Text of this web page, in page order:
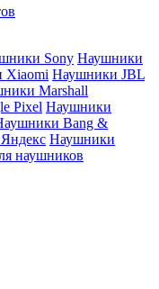
Sony Наушники
Xiaomi Наушники JBL
Marshall
Pixel Наушники
Bang &
Наушники
наушников